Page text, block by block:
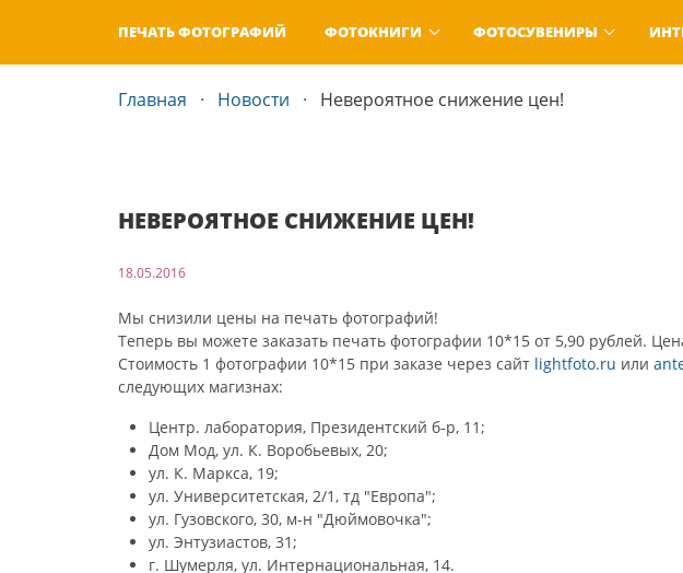
ПЕЧАТЬ ФОТОГРАФИЙ ФОТОКНИГИ ФОТОСУВЕНИРЫ
Главная Новости Невероятное снижение цен!
НЕВЕРОЯТНОЕ СНИЖЕНИЕ ЦЕН!
18.05.2016
Мы снизили цены на печать фотографий!
Теперь вы можете заказать печать фотографии 10*15 от 5,90 рублей.
Стоимость 1 фотографии 10*15 при заказе через сайт lightfoto.ru или
следующих магизнах:
Центр. лаборатория, Президентский б-р, 11;
Дом Мод, ул. К. Воробьевых, 20;
ул. К. Маркса, 19;
ул. Университетская, 2/1, тд "Европа";
ул. Гузовского, 30, м-н "Дюймовочка";
ул. Энтузиастов, 31;
г. Шумерля, ул. Интернациональная, 14.